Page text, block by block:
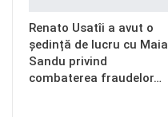
Renato Usatîi a avut o
ședință de lucru cu Maia
Sandu privind
combaterea fraudelor…